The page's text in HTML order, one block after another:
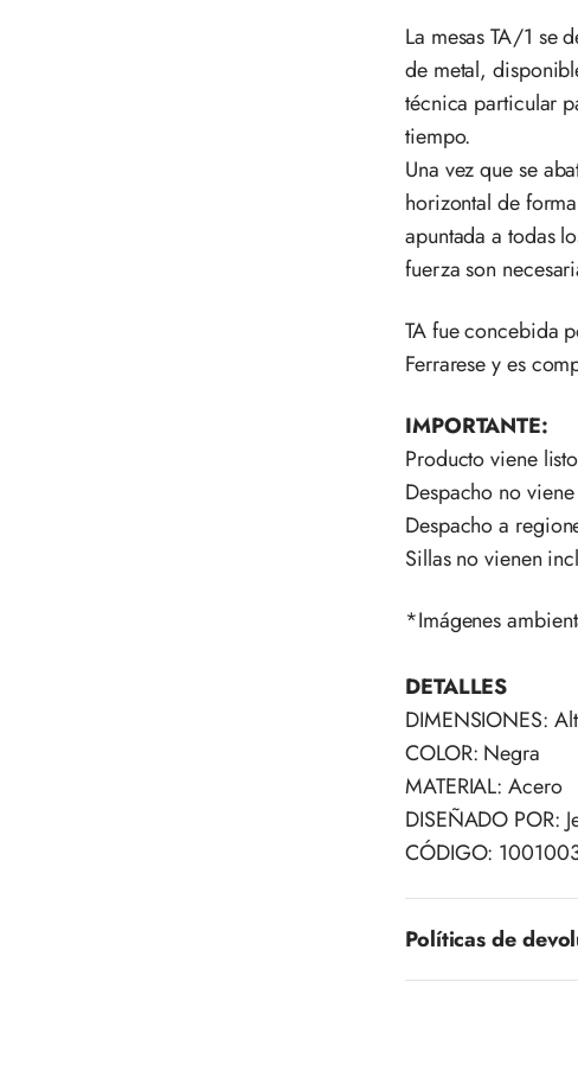
La mesas TA/1 se
de metal,
técnica particular
tiempo.
Una vez que se
horizontal de
apuntada a todas
fuerza son
TA fue concebida
Ferrarese y es
IMPORTANTE:
Producto viene
Despacho no
Despacho a
Sillas no vienen
*Imágenes
DETALLES
DIMENSIONES:
COLOR: Negra
MATERIAL: Acero
DISEÑADO POR:
CÓDIGO:
Políticas de